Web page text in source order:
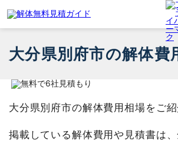
大分県別府市の解体費
大分県別府市の解体費用相場をご紹
掲載している解体費用や見積書は